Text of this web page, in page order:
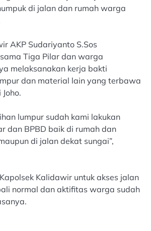
di jalan dan rumah warga
AKP Sudariyanto S.Sos
Tiga Pilar dan warga
melaksanakan kerja bakti
dan material lain yang terbawa
lumpur sudah kami lakukan
dan BPBD baik di rumah dan
di jalan dekat sungai”,
Kalidawir untuk akses jalan
normal dan aktifitas warga sudah